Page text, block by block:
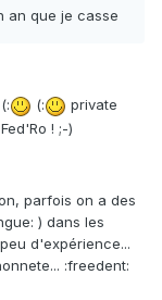
an que je casse
(: (:
private
! ;-)
parfois on a des
) dans les
d'expérience...
:freedent: